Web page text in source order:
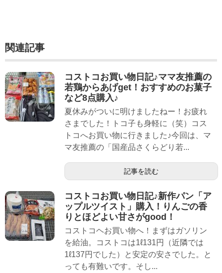
関連記事
コストコお買い物日記♪ママ友推薦の
若鶏からあげget！おすすめのお菓子
など8点購入♪
夏休みがついに明けましたねー！お疲れ
さまでした！トコ子も身軽に（笑）コス
トコへお買い物に行きました♪今回は、マ
マ友推薦の「国産品さくらどり若...
記事を読む
コストコお買い物日記♪新作パン「ア
ップルツイスト」購入！りんごの香
りとほどよい甘さがgood！
コストコヘお買い物へ！まずはガソリン
を給油。コストコは1ℓ131円（近隣では
1ℓ137円でした）と安定の安さでした。と
っても有難いです。そし...